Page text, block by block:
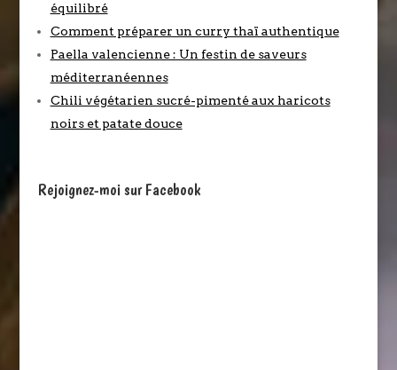
équilibré
Comment préparer un curry thaï authentique
Paella valencienne : Un festin de saveurs
méditerranéennes
Chili végétarien sucré-pimenté aux haricots
noirs et patate douce
Rejoignez-moi sur Facebook